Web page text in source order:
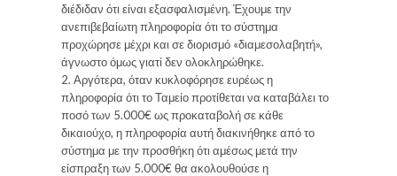
διέδιδαν ότι είναι εξασφαλισμένη. Έχουμε την
ανεπιβεβαίωτη πληροφορία ότι το σύστημα
προχώρησε μέχρι και σε διορισμό «διαμεσολαβητή»,
άγνωστο όμως γιατί δεν ολοκληρώθηκε.
2. Αργότερα, όταν κυκλοφόρησε ευρέως η
πληροφορία ότι το Ταμείο προτίθεται να καταβάλει το
ποσό των 5.000€ ως προκαταβολή σε κάθε
δικαιούχο, η πληροφορία αυτή διακινήθηκε από το
σύστημα με την προσθήκη ότι αμέσως μετά την
είσπραξη των 5.000€ θα ακολουθούσε η